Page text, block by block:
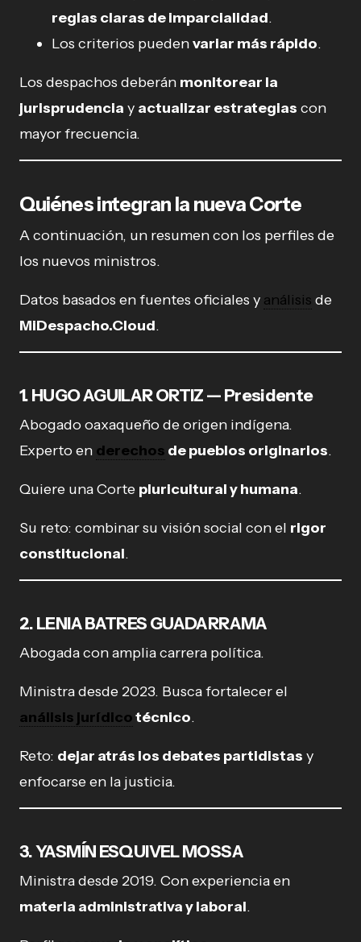
reglas claras de imparcialidad.
Los criterios puedenvariar más rápido.
Los despachos deberán monitorear la
jurisprudencia y actualizar estrategias con
mayor frecuencia.
Quiénes integran la nueva Corte
A continuación, un resumen con los perfiles de
los nuevos ministros.
Datos basados en fuentes oficiales y análisis de
MiDespacho.Cloud.
1. HUGO AGUILAR ORTIZ — Presidente
Abogado oaxaqueño de origen indígena.
Experto en derechos de pueblos originarios.
Quiere una Corte pluricultural y humana.
Su reto: combinar su visión social con el rigor
constitucional.
2. LENIA BATRES GUADARRAMA
Abogada con amplia carrera política.
Ministra desde 2023. Busca fortalecer el
análisis jurídicotécnico.
Reto: dejar atrás los debates partidistas y
enfocarse en la justicia.
3. YASMÍN ESQUIVEL MOSSA
Ministra desde 2019. Con experiencia en
materia administrativa y laboral.